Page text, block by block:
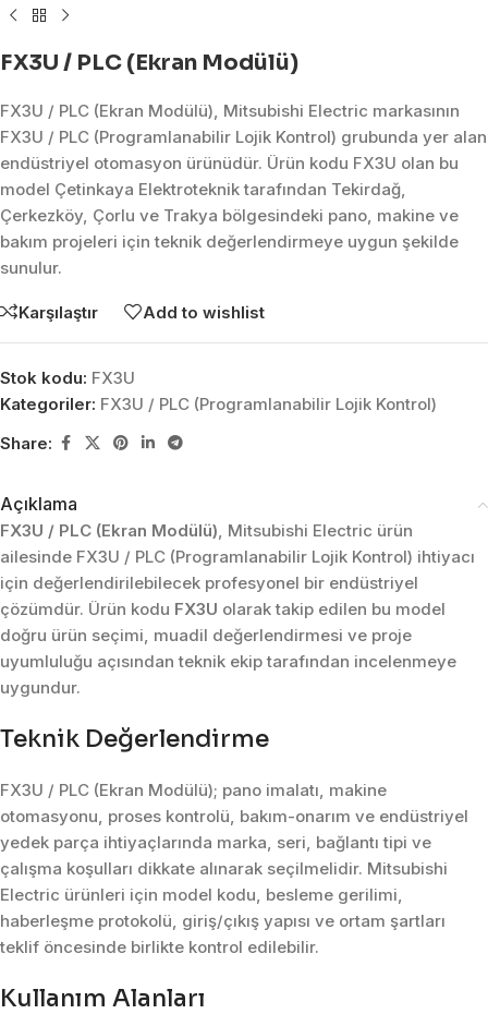
FX3U / PLC (Ekran Modülü)
FX3U / PLC (Ekran Modülü), Mitsubishi Electric markasının
FX3U / PLC (Programlanabilir Lojik Kontrol) grubunda yer alan
endüstriyel otomasyon ürünüdür. Ürün kodu FX3U olan bu
model Çetinkaya Elektroteknik tarafından Tekirdağ,
Çerkezköy, Çorlu ve Trakya bölgesindeki pano, makine ve
bakım projeleri için teknik değerlendirmeye uygun şekilde
sunulur.
Karşılaştır Add to wishlist
Stok kodu: FX3U
Kategoriler: FX3U / PLC (Programlanabilir Lojik Kontrol)
Share:
Açıklama
FX3U / PLC (Ekran Modülü), Mitsubishi Electric ürün
ailesinde FX3U / PLC (Programlanabilir Lojik Kontrol) ihtiyacı
için değerlendirilebilecek profesyonel bir endüstriyel
çözümdür. Ürün kodu FX3U olarak takip edilen bu model
doğru ürün seçimi, muadil değerlendirmesi ve proje
uyumluluğu açısından teknik ekip tarafından incelenmeye
uygundur.
Teknik Değerlendirme
FX3U / PLC (Ekran Modülü); pano imalatı, makine
otomasyonu, proses kontrolü, bakım-onarım ve endüstriyel
yedek parça ihtiyaçlarında marka, seri, bağlantı tipi ve
çalışma koşulları dikkate alınarak seçilmelidir. Mitsubishi
Electric ürünleri için model kodu, besleme gerilimi,
haberleşme protokolü, giriş/çıkış yapısı ve ortam şartları
teklif öncesinde birlikte kontrol edilebilir.
Kullanım Alanları